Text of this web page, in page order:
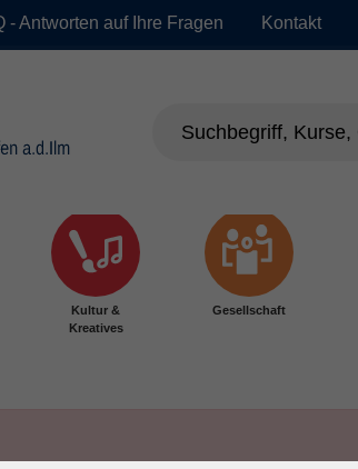
- Antworten auf Ihre Fragen Kontakt
Kultur &
Kreatives
Gesellschaft